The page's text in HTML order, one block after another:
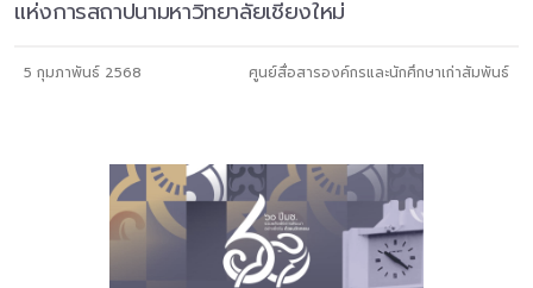
แห่งการสถาปนามหาวิทยาลัยเชียงใหม่
5 กุมภาพันธ์ 2568 ศูนย์สื่อสารองค์กรและนักศึกษาเก่าสัมพันธ์